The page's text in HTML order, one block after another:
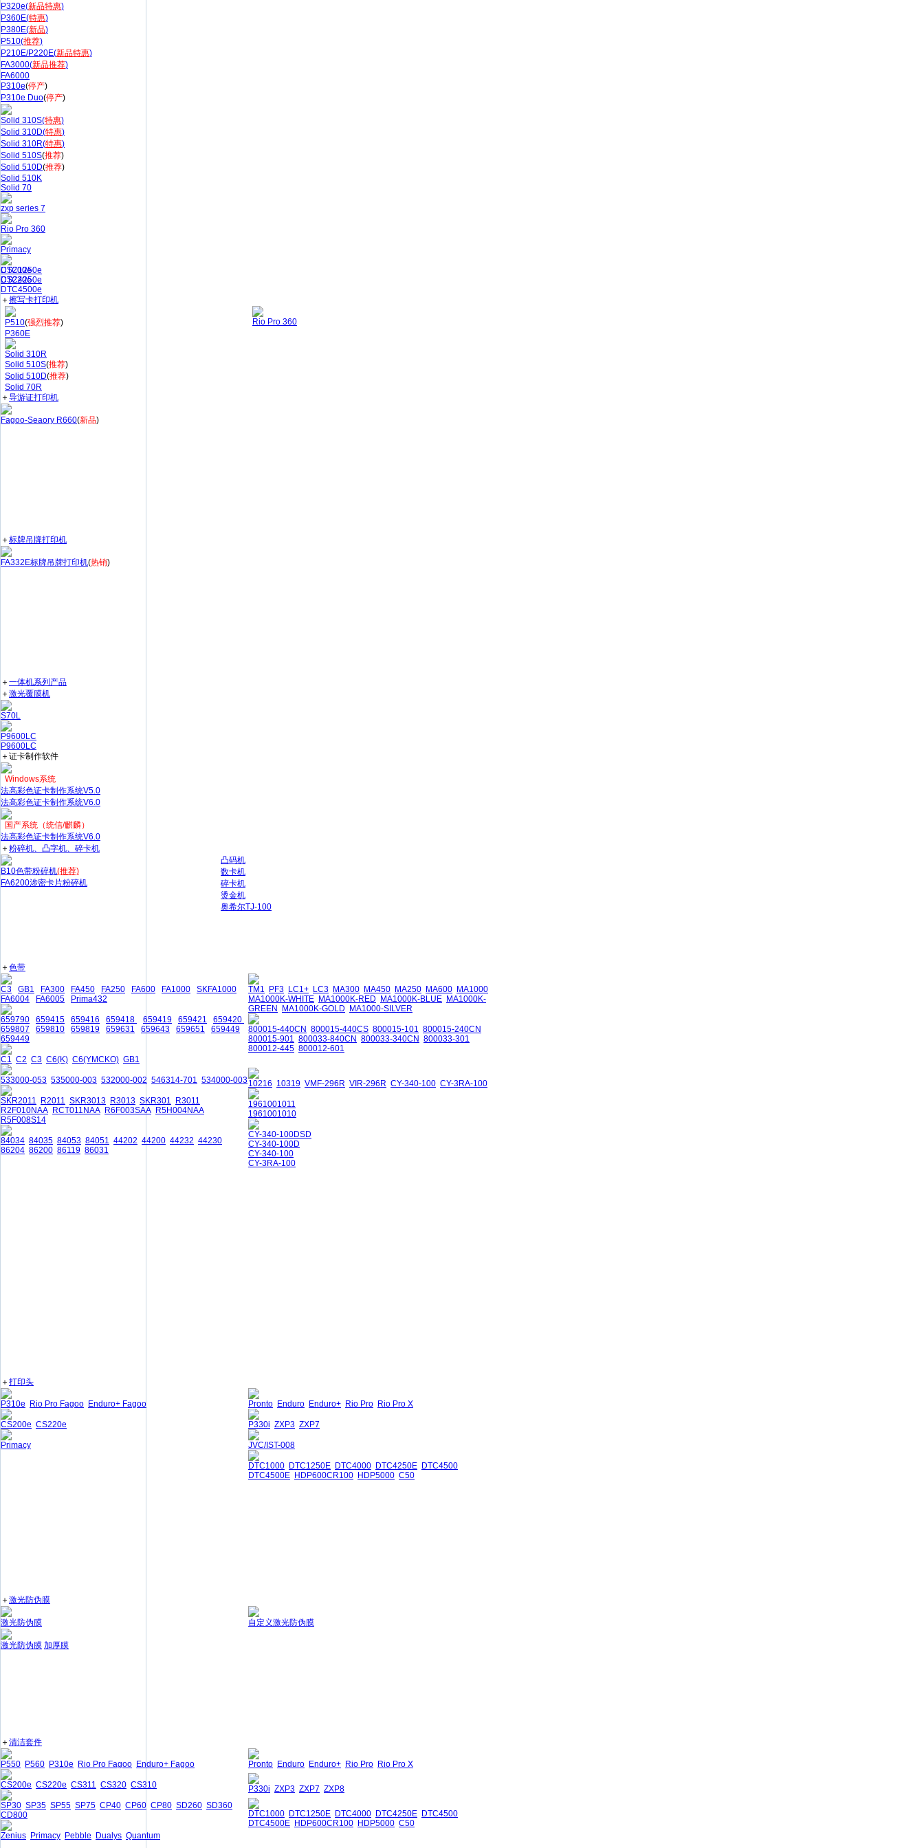
P320e(新品特惠)
P360E(特惠)
P380E(新品)
P510(推荐)
P210E/P220E(新品特惠)
FA3000(新品推荐)
FA6000
P310e(停产)
P310e Duo(停产)
Solid 310S(特惠)
Solid 310D(特惠)
Solid 310R(特惠)
Solid 510S(推荐)
Solid 510D(推荐)
Solid 510K
Solid 70
zxp series 7
Rio Pro 360
Primacy
CS200e
CS220e
DTC1250e
DTC4250e
DTC4500e
＋擦写卡打印机
P510(强烈推荐)
P360E
Solid 310R
Solid 510S(推荐)
Solid 510D(推荐)
Solid 70R
Rio Pro 360
＋导游证打印机
Fagoo-Seaory R660(新品)
＋标牌吊牌打印机
FA332E标牌吊牌打印机(热销)
＋一体机系列产品
＋激光覆膜机
S70L
P9600LC
P9600LC
＋证卡制作软件
Windows系统
法高彩色证卡制作系统V5.0
法高彩色证卡制作系统V6.0
国产系统（统信/麒麟）
法高彩色证卡制作系统V6.0
＋粉碎机、凸字机、碎卡机
B10色带粉碎机(推荐)
FA6200涉密卡片粉碎机
凸码机
数卡机
碎卡机
烫金机
奥希尔TJ-100
＋色带
C3 GB1 FA300 FA450 FA250 FA600 FA1000
SKFA1000
FA6004
FA6005 Prima432
659790 659415 659416 659418 659419 659421
659420
659807
659810 659819 659631 659643 659651
659449
659449
C1 C2 C3 C6(K) C6(YMCKO) GB1
533000-053 535000-003 532000-002 546314-701 534000-003
SKR2011 R2011 SKR3013 R3013 SKR301
R3011
R2F010NAA RCT011NAA R6F003SAA R5H004NAA
R5F008S14
84034 84035 84053 84051 44202 44200 44232 44230
86204 86200 86119 86031
TM1 PF3 LC1+ LC3 MA300 MA450 MA250 MA600 MA1000
MA1000K-WHITE MA1000K-RED MA1000K-BLUE MA1000K-
GREEN
MA1000K-GOLD MA1000-SILVER
800015-440CN 800015-440CS 800015-101 800015-240CN
800015-901 800033-840CN 800033-340CN 800033-301
800012-445 800012-601
10216 10319 VMF-296R VIR-296R CY-340-100 CY-3RA-100
1961001011
1961001010
CY-340-100DSD
CY-340-100D
CY-340-100
CY-3RA-100
＋打印头
P310e Rio Pro Fagoo Enduro+ Fagoo
CS200e CS220e
Primacy
Pronto Enduro Enduro+ Rio Pro Rio Pro X
P330i ZXP3 ZXP7
JVC/IST-008
DTC1000 DTC1250E DTC4000 DTC4250E DTC4500
DTC4500E HDP600CR100 HDP5000 C50
＋激光防伪膜
激光防伪膜
激光防伪膜 加厚膜
自定义激光防伪膜
＋清洁套件
P550 P560 P310e Rio Pro Fagoo Enduro+ Fagoo
CS200e CS220e CS311 CS320 CS310
SP30 SP35 SP55 SP75 CP40 CP60 CP80 SD260 SD360
CD800
Zenius Primacy Pebble Dualys Quantum
Pronto Enduro Enduro+ Rio Pro Rio Pro X
P330i ZXP3 ZXP7 ZXP8
DTC1000 DTC1250E DTC4000 DTC4250E DTC4500
DTC4500E HDP600CR100 HDP5000 C50